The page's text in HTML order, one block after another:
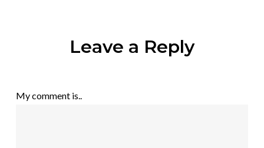
Leave a Reply
My comment is..